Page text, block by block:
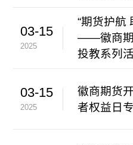
03-15
2025
“期货护航
——徽商期
投教系列
03-15
2025
徽商期货
者权益日